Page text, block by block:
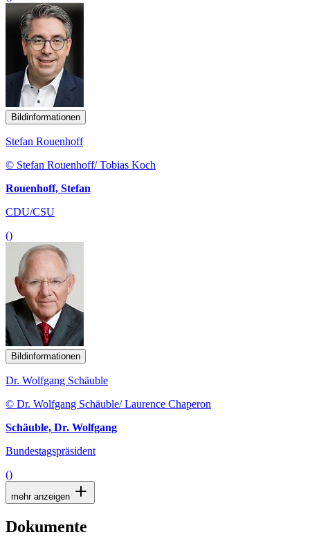
Bildinformationen
Stefan Rouenhoff
© Stefan Rouenhoff/ Tobias Koch
Rouenhoff, Stefan
CDU/CSU
()
Bildinformationen
Dr. Wolfgang Schäuble
© Dr. Wolfgang Schäuble/ Laurence Chaperon
Schäuble, Dr. Wolfgang
Bundestagspräsident
()
mehr anzeigen
Dokumente